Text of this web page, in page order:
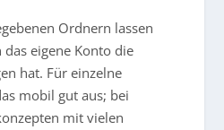
Ordnern lassen
eigene Konto die
hat. Für einzelne
mobil gut aus; bei
mit vielen